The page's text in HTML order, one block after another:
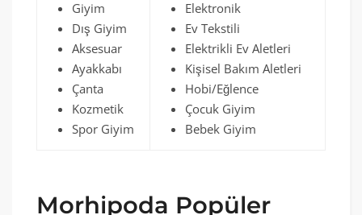
Giyim
Dış Giyim
Aksesuar
Ayakkabı
Çanta
Kozmetik
Spor Giyim
Elektronik
Ev Tekstili
Elektrikli Ev Aletleri
Kişisel Bakım Aletleri
Hobi/Eğlence
Çocuk Giyim
Bebek Giyim
Morhipoda Popüler